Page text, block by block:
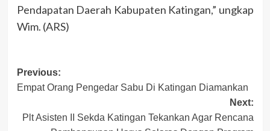
Pendapatan Daerah Kabupaten Katingan,” ungkap
Wim. (ARS)
Post
navigation
Previous:
Empat Orang Pengedar Sabu Di Katingan Diamankan
Next:
Plt Asisten II Sekda Katingan Tekankan Agar Rencana